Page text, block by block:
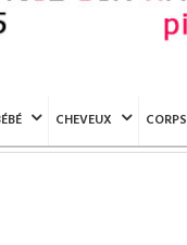
CHEVEUX CORPS